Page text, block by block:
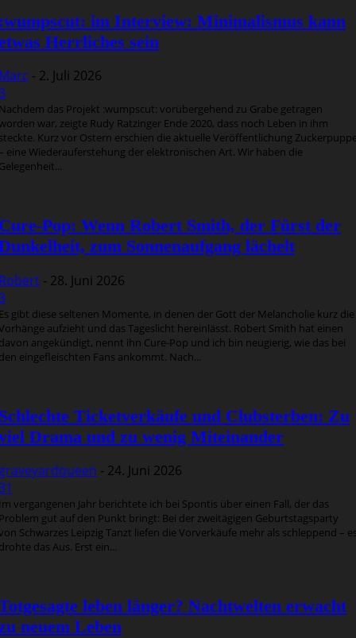
im Interview: Minimalismus kann
Herrliches sein
- 2. Juli 2026
das Projekt :wumpscut: vorübergehend zu Grabe getragen
war, zeigte Rudy Ratzinger Ende 2020, dass noch Leben in ihm
Kurz vor Ostern erschien die aktuelle Veröffentlichung
eine Wiederauferstehung der elektronischen Art. Wir haben die
Pop: Wenn Robert Smith, der Fürst der
zum Sonnenaufgang lächelt
- 28. Juni 2026
gibt diese seltenen Momente, in denen der Gott der Melancholie kurz die
aufzieht und das Tageslicht hereinlässt. Robert Smith hat einen
angekündigt, nennt ihn Cure-Pop und ich bin neugierig, wie das bei
den eingefleischten Fans ankommt. Nach...
Ticketverkäufe und Clubsterben: Zu
Drama und zu wenig Miteinander
- 24. Juni 2026
vergangenen Jahr berichtete ich bei Spontis über einen Fall, der das
gut auf den Punkt bringt: Bei der zweitägigen Geburtstagsparty
Schwarzes Leipzig Tanzt liefen die Vorverkäufe mehr als schleppend –
das Aus. Erst ein...
leben länger? Nachtwelten erwacht
neuem Leben